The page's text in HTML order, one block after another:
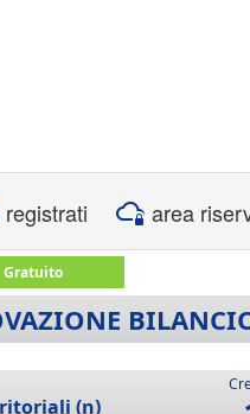
registrati area
Gratuito
(n)